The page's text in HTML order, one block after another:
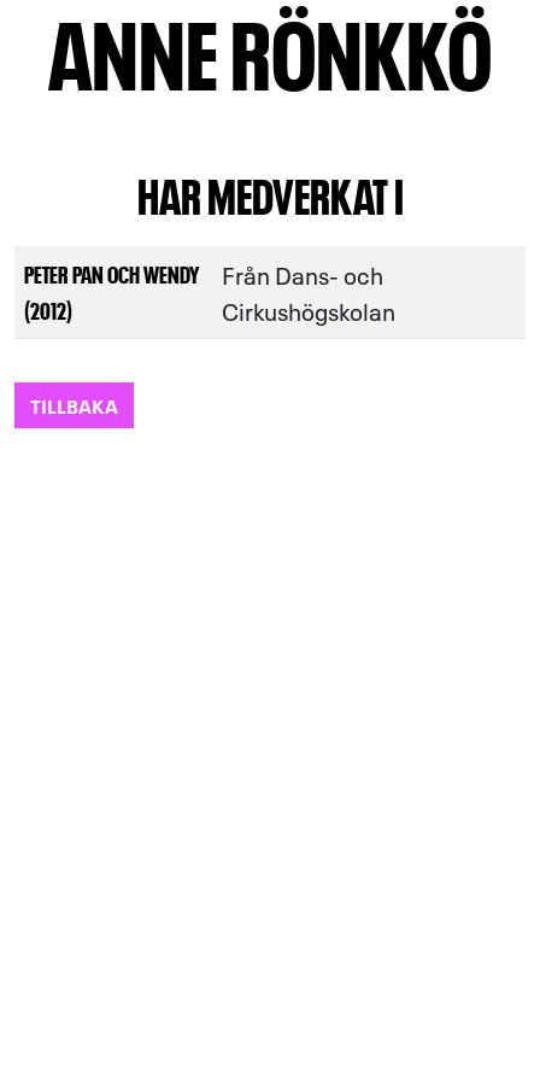
ANNE RÖNKKÖ
HAR MEDVERKAT I
PETER PAN OCH WENDY
(2012)
Från Dans- och
Cirkushögskolan
TILLBAKA